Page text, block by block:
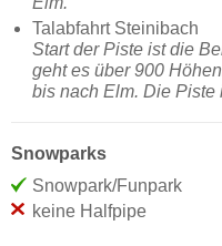
Talabfahrt Steinibach
Start der Piste ist die
geht es über 900
bis nach Elm. Die Piste
Snowparks
Snowpark/Funpark
keine Halfpipe